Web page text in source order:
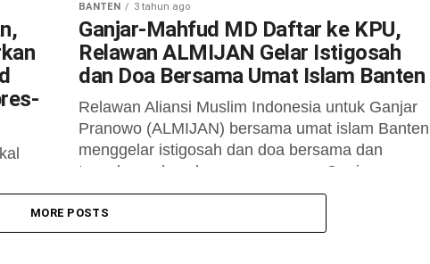
kantor
BANTEN 3 tahun ago
Ganjar-Mahfud MD Daftar ke KPU,
Relawan ALMIJAN Gelar Istigosah
dan Doa Bersama Umat Islam Banten
Relawan Aliansi Muslim Indonesia untuk Ganjar
Pranowo (ALMIJAN) bersama umat islam Banten
menggelar istigosah dan doa bersama dan
tasyakuran kesuksesan pasangan Ganjar
Pranowo-Mahfud MD. Acara tersebut...
MORE POSTS